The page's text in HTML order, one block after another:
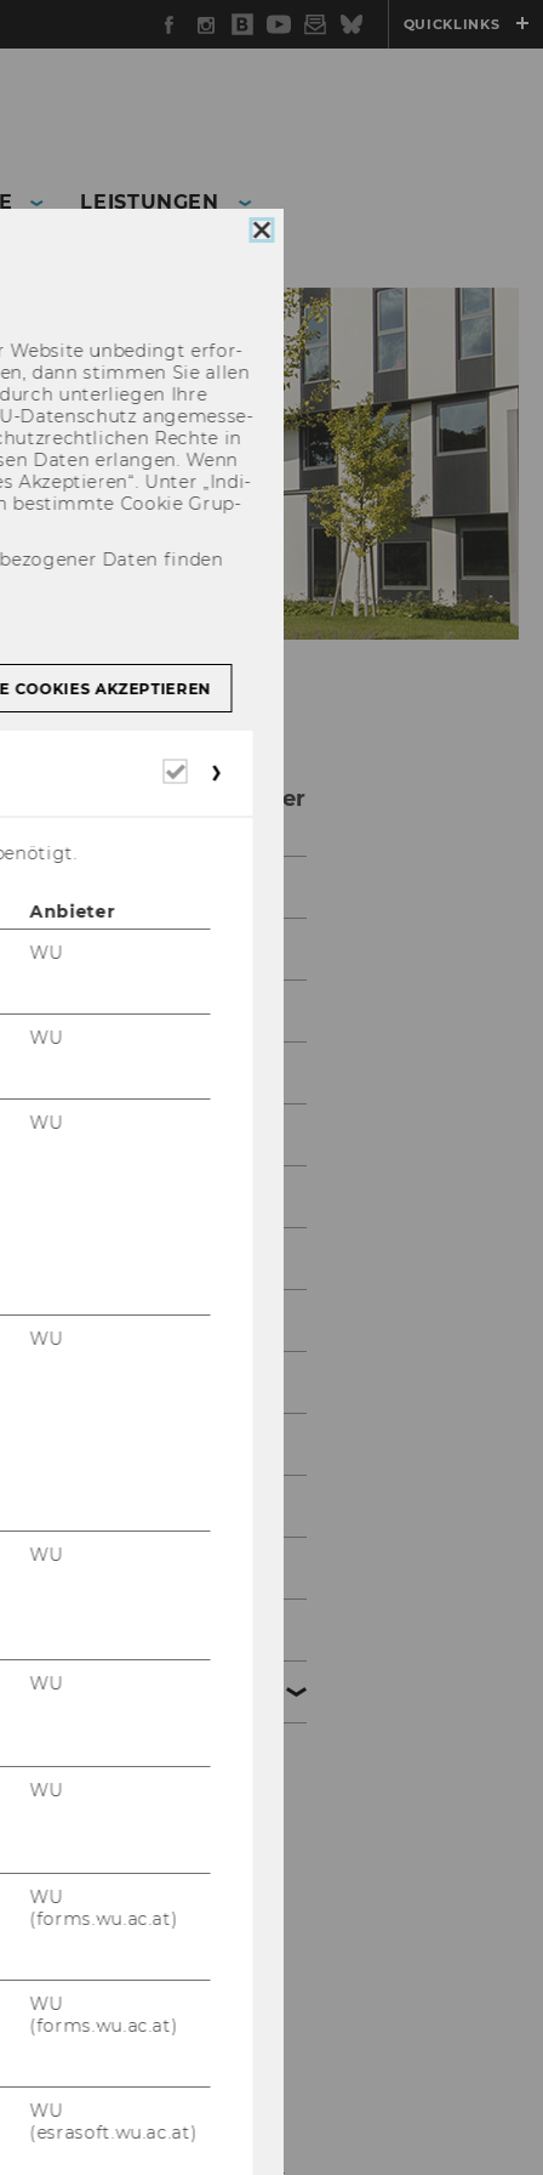
Facebook
Instagram
WU
Blog
YouTube
Newsletter
BlueskyQUICKLINKS
LEISTUNGEN
Ältere npoNewsletter
npoNewsletter 3/2023
npoNewsletter 2/2023
npoNewsletter 4/2022
npoNewsletter 1/2022
npoNewsletter 1/2021
npoNewsletter 3/2020
INHALTSVERZEICHNIS
Thema "Faire
bringt das beim
Digitalisierung in NPOs
Cookie
schließen
Web­site un­be­dingt er­for­
dann stim­men Sie allen
un­ter­lie­gen Ihre
​Datenschutz an­ge­mes­se­
Rech­te in
Daten er­lan­gen. Wenn
Ak­zep­tie­ren“. Unter „In­di­
be­stimm­te Coo­kie Grup­
Daten finden
COOKIES AKZEPTIEREN
Erforderliche
Anbieter
WU
WU
WU
WU
WU
WU
WU
WU
(forms.wu.ac.at)
WU
(forms.wu.ac.at)
WU
(esrasoft.wu.ac.at)